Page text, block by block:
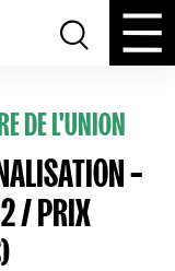
DE L'UNION
–
2 / PRIX